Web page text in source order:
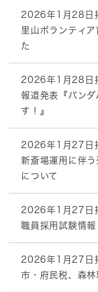
2026年1月28日
里山ボランティ
た
2026年1月28日
報道発表『パン
す！』
2026年1月27日
新斎場運用に伴
について
2026年1月27日
職員採用試験情
2026年1月27日
市・府民税、森